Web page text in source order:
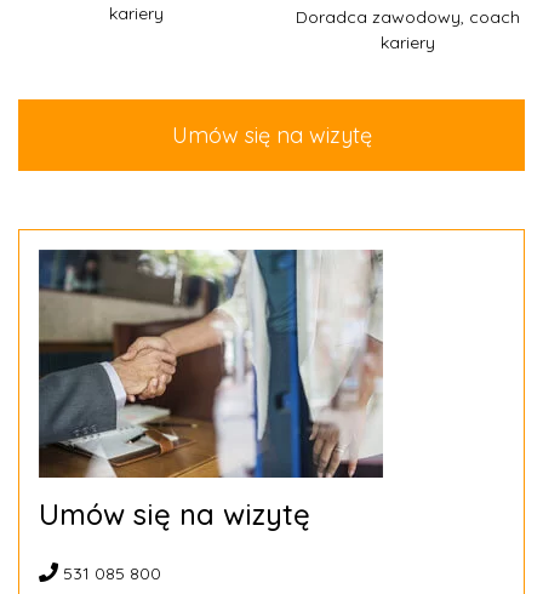
kariery
Doradca zawodowy, coach
kariery
Umów się na wizytę
Umów się na wizytę
531 085 800